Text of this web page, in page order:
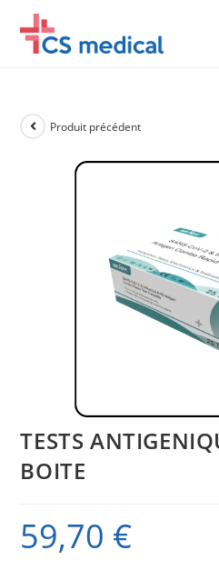
content
Produit précédent
TESTS
BOITE
59,70 €